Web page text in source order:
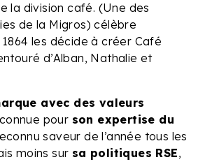
la division café. (Une des
de la Migros) célèbre
les décide à créer Café
d’Alban, Nathalie et
avec des valeurs
pour son expertise du
saveur de l’année tous les
moins sur sa politiques RSE,